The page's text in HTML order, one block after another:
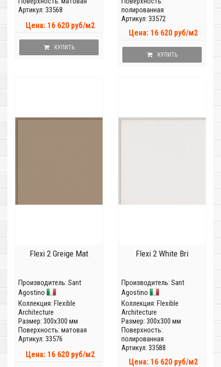
Артикул: 33568
Цена: 16 620 руб/м2
КУПИТЬ
полированная
Артикул: 33572
Цена: 16 620 руб/м2
КУПИТЬ
Flexi 2 Greige Mat
Производитель: Sant
Agostino
Коллекция: Flexible
Architecture
Размер: 300x300 мм
Поверхность: матовая
Артикул: 33576
Цена: 16 620 руб/м2
Flexi 2 White Bri
Производитель: Sant
Agostino
Коллекция: Flexible
Architecture
Размер: 300x300 мм
Поверхность:
полированная
Артикул: 33588
Цена: 16 620 руб/м2